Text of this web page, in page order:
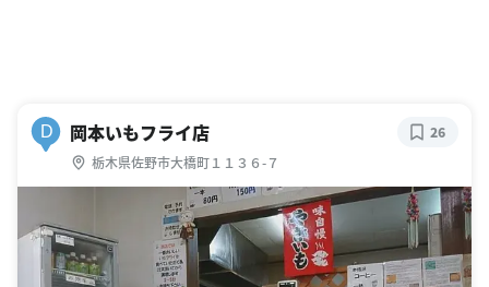
D 岡本いもフライ店
栃木県佐野市大橋町１１３６-７
26